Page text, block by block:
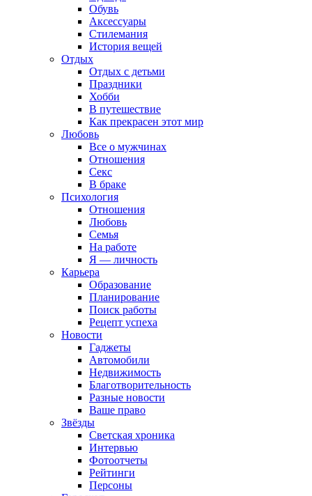
Обувь
Аксессуары
Стилемания
История вещей
Отдых
Отдых с детьми
Праздники
Хобби
В путешествие
Как прекрасен этот мир
Любовь
Все о мужчинах
Отношения
Секс
В браке
Психология
Отношения
Любовь
Семья
На работе
Я — личность
Карьера
Образование
Планирование
Поиск работы
Рецепт успеха
Новости
Гаджеты
Автомобили
Недвижимость
Благотворительность
Разные новости
Ваше право
Звёзды
Светская хроника
Интервью
Фотоотчеты
Рейтинги
Персоны